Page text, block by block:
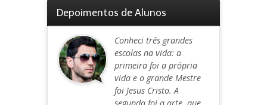
Depoimentos de Alunos
Conheci três grandes
escolas na vida: a
primeira foi a própria
vida e o grande Mestre
foi Jesus Cristo. A